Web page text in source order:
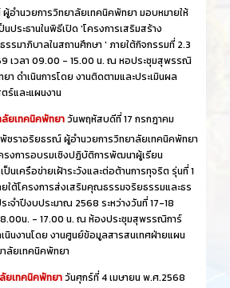
อำนวยการวิทยาลัยเทคนิคพัทยา มอบหมายให้
ประธานในพิธีเปิด 'โครงการเสริมสร้าง
รมาภิบาลในสถานศึกษา ' ภายใต้กิจกรรมที่ 2.3
เวลา 09.00 - 15.00 น. ณ หอประชุมสุพรรณิ
า ดำเนินการโดย งานติดตามและประเมินผล
ร์และแผนงาน
ยเทคนิคพัทยาวันพฤหัสบดีที่ 17 กรกฎาคม
ชราอริยธรณ์ ผู้อำนวยการวิทยาลัยเทคนิคพัทยา
รงการอบรมเชิงปฏิบัติการพัฒนาผู้เรียน
ป็นเครือข่ายเฝ้าระวังและต่อต้านการทุจริต รุ่นที่ 1
ใต้โครงการส่งเสริมคุณธรรมจริยธรรมและธร
ะจำปีงบประมาณ 2568 ระหว่างวันที่ 17-18
น. - 17.00 น. ณ ห้องประชุมสุพรรณิการ์
นินงานโดย งานศูนย์ข้อมูลสารสนเทศฝ่ายแผน
ลัยเทคนิคพัทยา
ยเทคนิคพัทยาวันศุกร์ที่ 4 เมษายน พ.ศ.2568